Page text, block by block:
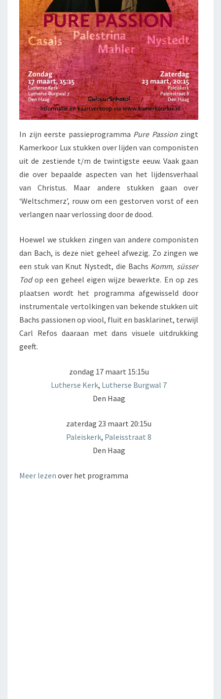
In zijn eerste passieprogramma Pure Passionzingt
Kamerkoor Lux stukken over lijden van componisten
uit de zestiende t/m de twintigste eeuw. Vaak gaan
die over bepaalde aspecten van het lijdensverhaal
van Christus. Maar andere stukken gaan over
‘Weltschmerz’, rouw om een gestorven vorst of een
verlangen naar verlossing door de dood.
Hoewel we stukken zingen van andere componisten
dan Bach, is deze niet geheel afwezig. Zo zingen we
een stuk van Knut Nystedt, die Bachs Komm, süsser
Todop een geheel eigen wijze bewerkte. En op zes
plaatsen wordt het programma afgewisseld door
instrumentale vertolkingen van bekende stukken uit
Bachs passionen op viool, fluit en basklarinet, terwijl
Carl Refos daaraan met dans visuele uitdrukking
geeft.
zondag 17 maart 15:15u
Lutherse Kerk, Lutherse Burgwal 7
Den Haag
zaterdag 23 maart 20:15u
Paleiskerk, Paleisstraat 8
Den Haag
Meer lezen over het programma